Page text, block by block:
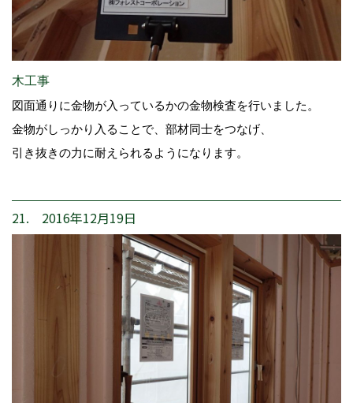
木工事
図面通りに金物が入っているかの金物検査を行いました。
金物がしっかり入ることで、部材同士をつなげ、
引き抜きの力に耐えられるようになります。
21. 2016年12月19日